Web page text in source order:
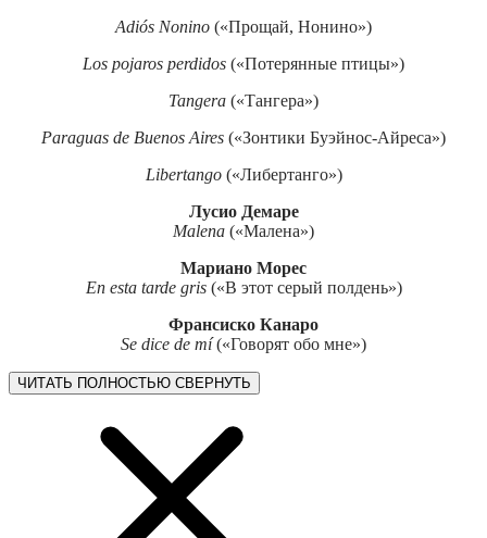
Adiós Nonino («Прощай, Нонино»)
Los pojaros perdidos («Потерянные птицы»)
Tangera («Тангера»)
Paraguas de Buenos Aires («Зонтики Буэйнос-Айреса»)
Libertango(«Либертанго»)
Лусио Демаре
Malena («Малена»)
Мариано Морес
En esta tarde gris(«В этот серый полдень»)
Франсиско Канаро
Se dice de mí(«Говорят обо мне»)
ЧИТАТЬ ПОЛНОСТЬЮ СВЕРНУТЬ